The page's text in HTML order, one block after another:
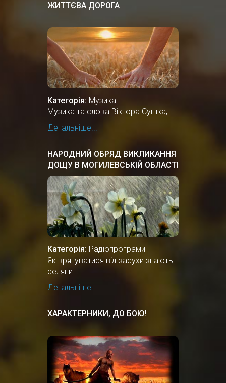
ЖИТТЄВА ДОРОГА
Категорія: Музика
Музика та слова Віктора Сушка,...
Детальніше...
НАРОДНИЙ ОБРЯД ВИКЛИКАННЯ
ДОЩУ В МОГИЛЕВСЬКІЙ ОБЛАСТІ
БІЛОЇ РУСІ
Категорія: Радіопрограми
Як врятуватися від засухи знають
селяни
Детальніше...
ХАРАКТЕРНИКИ, ДО БОЮ!